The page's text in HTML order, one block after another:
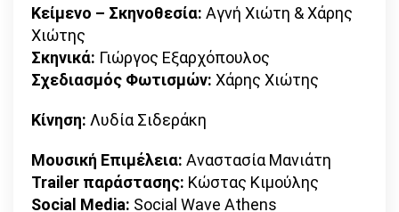
Κείμενο – Σκηνοθεσία: Αγνή Χιώτη & Χάρης
Χιώτης
Σκηνικά: Γιώργος Εξαρχόπουλος
Σχεδιασμός Φωτισμών: Χάρης Χιώτης
Κίνηση: Λυδία Σιδεράκη
Μουσική Επιμέλεια: Αναστασία Μανιάτη
Trailer παράστασης: Κώστας Κιμούλης
Social Media: Social Wave Athens